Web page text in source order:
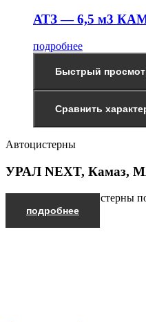
АТЗ — 6,5 м3
подробнее
Быстрый
Сравнить
Автоцистерны
УРАЛ NEXT, Камаз,
Производим автоцистерны
подробнее